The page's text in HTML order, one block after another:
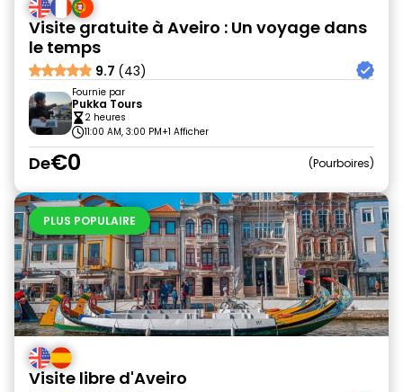
Visite gratuite à Aveiro : Un voyage dans
le temps
9.7 (43)
Fournie par
Pukka Tours
2 heures
11:00 AM, 3:00 PM+1 Afficher
De€0 Pourboires
PLUS POPULAIRE
Visite libre d'Aveiro